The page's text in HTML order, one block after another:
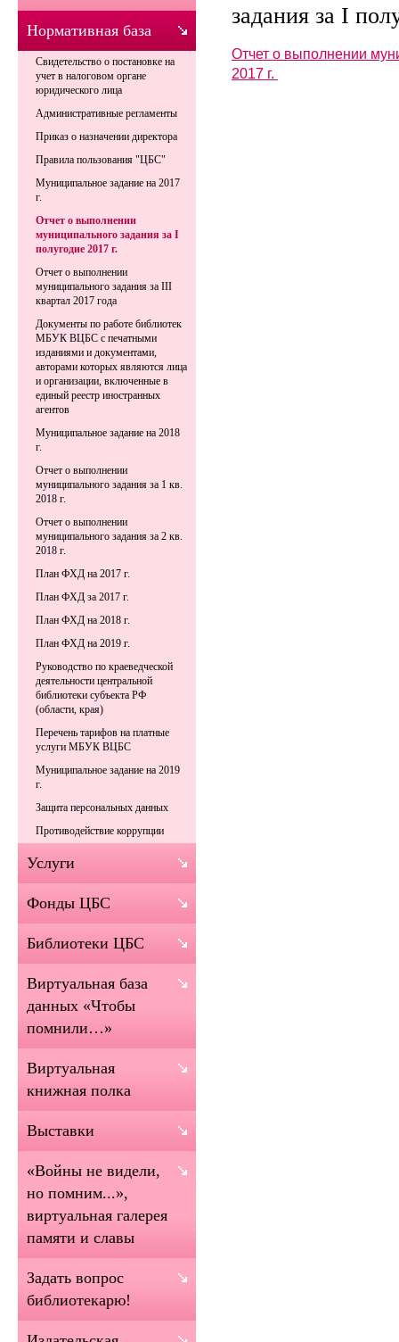
задания за I
Отчет о выполнении
2017 г.
Нормативная база
Свидетельство о постановке на
учет в налоговом органе
юридического лица
Административные регламенты
Приказ о назначении директора
Правила пользования "ЦБС"
Муниципальное задание на 2017
г.
Отчет о выполнении
муниципального задания за I
полугодие 2017 г.
Отчет о выполнении
муниципального задания за III
квартал 2017 года
Документы по работе библиотек
МБУК ВЦБС с печатными
изданиями и документами,
авторами которых являются лица
и организации, включенные в
единый реестр иностранных
агентов
Муниципальное задание на 2018
г.
Отчет о выполнении
муниципального задания за 1 кв.
2018 г.
Отчет о выполнении
муниципального задания за 2 кв.
2018 г.
План ФХД на 2017 г.
План ФХД за 2017 г.
План ФХД на 2018 г.
План ФХД на 2019 г.
Руководство по краеведческой
деятельности центральной
библиотеки субъекта РФ
(области, края)
Перечень тарифов на платные
услуги МБУК ВЦБС
Муниципальное задание на 2019
г.
Защита персональных данных
Противодействие коррупции
Услуги
Фонды ЦБС
Библиотеки ЦБС
Виртуальная база
данных «Чтобы
помнили…»
Виртуальная
книжная полка
Выставки
«Войны не видели,
но помним...»,
виртуальная галерея
памяти и славы
Задать вопрос
библиотекарю!